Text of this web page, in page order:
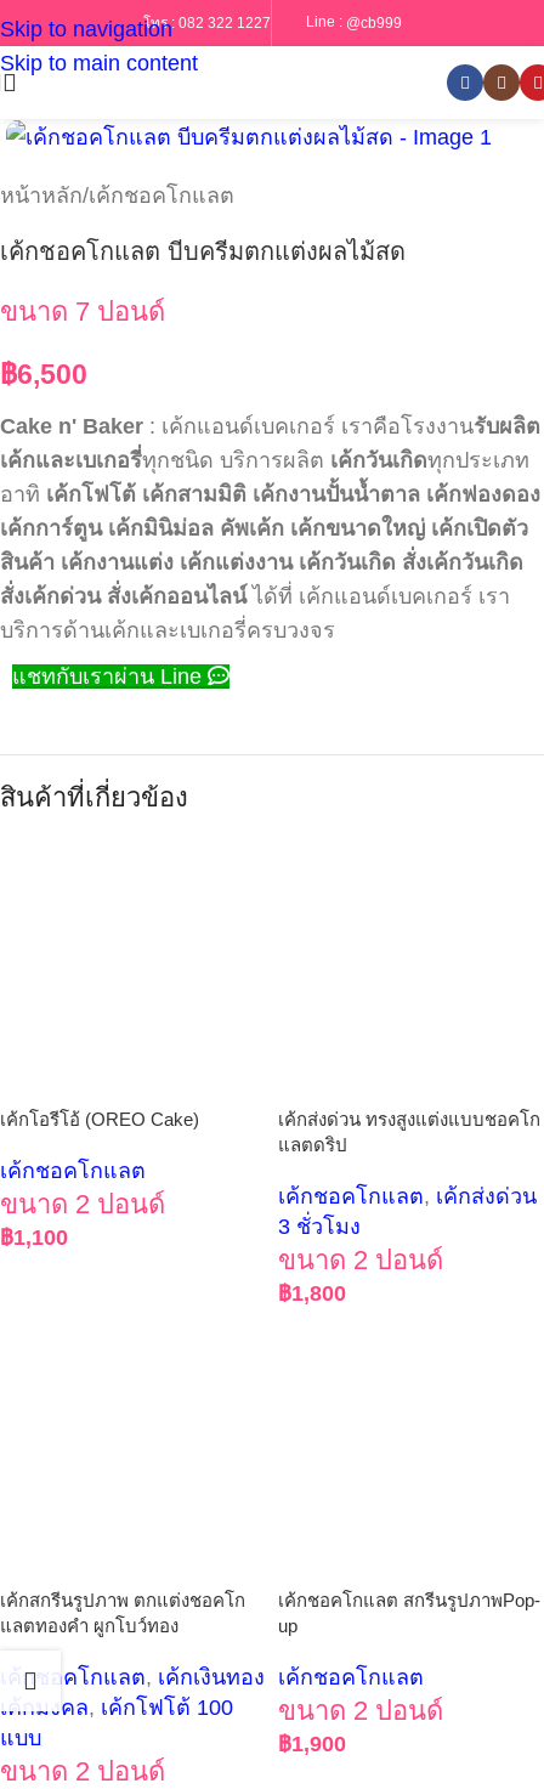
Skip to navigation
Skip to main content
โทร : 082 322 1227 Line : @cb999
หน้าหลัก/เค้กชอคโกแลต
เค้กชอคโกแลต บีบครีมตกแต่งผลไม้สด
ขนาด 7 ปอนด์
฿6,500
Cake n' Baker : เค้กแอนด์เบคเกอร์ เราคือโรงงานรับผลิต
เค้กและเบเกอรี่ทุกชนิด บริการผลิต เค้กวันเกิดทุกประเภท
อาทิ เค้กโฟโต้ เค้กสามมิติ เค้กงานปั้นน้ำตาล เค้กฟองดอง
เค้กการ์ตูน เค้กมินิม่อล คัพเค้ก เค้กขนาดใหญ่ เค้กเปิดตัว
สินค้า เค้กงานแต่ง เค้กแต่งงาน เค้กวันเกิด สั่งเค้กวันเกิด
สั่งเค้กด่วน สั่งเค้กออนไลน์ได้ที่ เค้กแอนด์เบคเกอร์ เรา
บริการด้านเค้กและเบเกอรี่ครบวงจร
แชทกับเราผ่าน Line
สินค้าที่เกี่ยวข้อง
เค้กโอรีโอ้ (OREO Cake)
เค้กชอคโกแลต
ขนาด 2 ปอนด์
฿1,100
เค้กส่งด่วน ทรงสูงแต่งแบบชอคโก
แลตดริป
เค้กชอคโกแลต, เค้กส่งด่วน
3 ชั่วโมง
ขนาด 2 ปอนด์
฿1,800
เค้กสกรีนรูปภาพ ตกแต่งชอคโก
แลตทองคำ ผูกโบว์ทอง
เค้กชอคโกแลต, เค้กเงินทอง
เค้กมงคล, เค้กโฟโต้ 100
แบบ
ขนาด 2 ปอนด์
เค้กชอคโกแลต สกรีนรูปภาพPop-
up
เค้กชอคโกแลต
ขนาด 2 ปอนด์
฿1,900